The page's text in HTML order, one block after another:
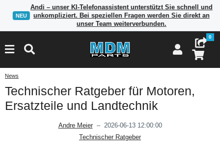
NEU
Andi – unser KI-Telefonassistent unterstützt Sie schnell und
unkompliziert. Bei speziellen Fragen werden Sie direkt an
unser Team weiterverbunden.
0
News
Technischer Ratgeber für Motoren,
Ersatzteile und Landtechnik
Andre Meier– 2026-06-13 12:00:00
Technischer Ratgeber